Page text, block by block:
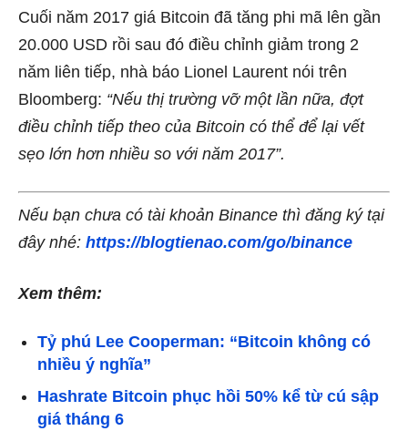
Cuối năm 2017 giá Bitcoin đã tăng phi mã lên gần
20.000 USD rồi sau đó điều chỉnh giảm trong 2
năm liên tiếp, nhà báo Lionel Laurent nói trên
Bloomberg: “Nếu thị trường vỡ một lần nữa, đợt
điều chỉnh tiếp theo của Bitcoin có thể để lại vết
sẹo lớn hơn nhiều so với năm 2017”.
Nếu bạn chưa có tài khoản Binance thì đăng ký tại
đây nhé: https://blogtienao.com/go/binance
Xem thêm:
Tỷ phú Lee Cooperman: “Bitcoin không có
nhiều ý nghĩa”
Hashrate Bitcoin phục hồi 50% kể từ cú sập
giá tháng 6